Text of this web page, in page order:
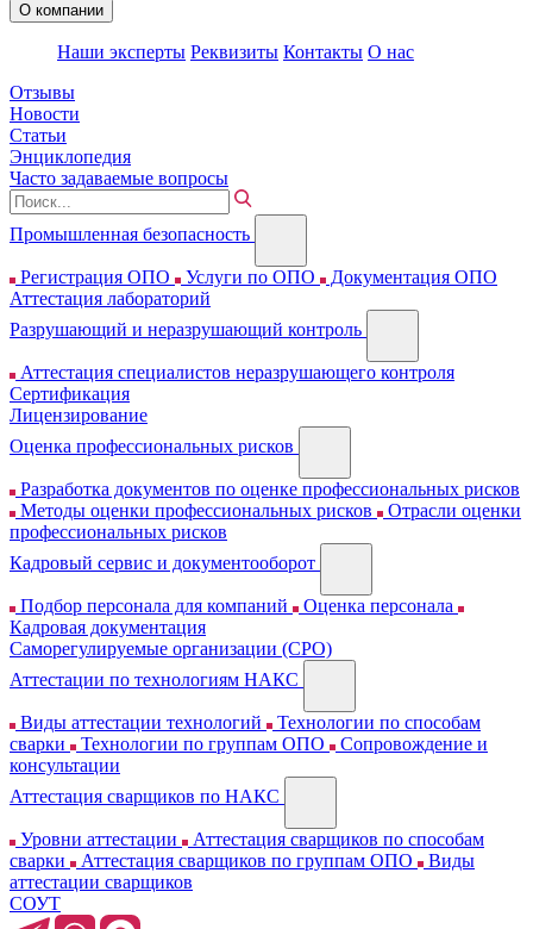
О компании
Наши эксперты Реквизиты Контакты О нас
Отзывы
Новости
Статьи
Энциклопедия
Часто задаваемые вопросы
Промышленная безопасность
Регистрация ОПО Услуги по ОПО
Документация ОПО
Аттестация лабораторий
Разрушающий и неразрушающий контроль
Аттестация специалистов неразрушающего контроля
Сертификация
Лицензирование
Оценка профессиональных рисков
Разработка документов по оценке профессиональных рисков
Методы оценки профессиональных рисков
Отрасли оценки
профессиональных рисков
Кадровый сервис и документооборот
Подбор персонала для компаний
Оценка персонала
Кадровая документация
Cаморегулируемые организации (СРО)
Аттестации по технологиям НАКС
Виды аттестации технологий
Технологии по способам
сварки
Технологии по группам ОПО
Сопровождение и
консультации
Аттестация сварщиков по НАКС
Уровни аттестации
Аттестация сварщиков по способам
сварки
Аттестация сварщиков по группам ОПО
Виды
аттестации сварщиков
СОУТ